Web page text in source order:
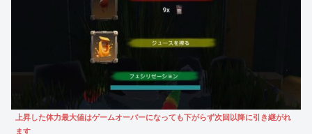
上昇した体力最大値はゲームオーバーになっても下がらず次回以降に引き継がれ
ます